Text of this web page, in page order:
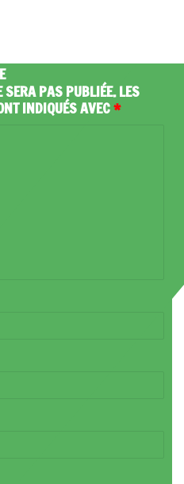
SERA PAS PUBLIÉE.LES
INDIQUÉS AVEC*